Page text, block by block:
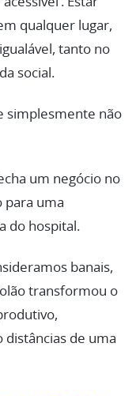
qualquer lugar,
tanto no
social.
simplesmente não
um negócio no
para uma
do hospital.
banais,
transformou o
distâncias de uma